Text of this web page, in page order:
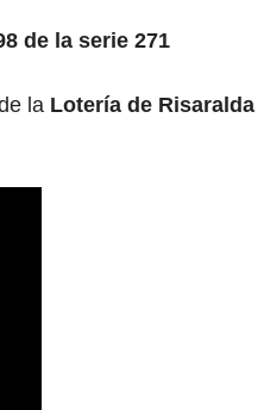
de la serie 271
la Lotería de Risaralda